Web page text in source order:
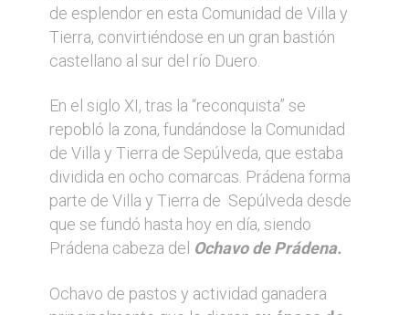
de esplendor en esta Comunidad de Villa y
Tierra, convirtiéndose en un gran bastión
castellano al sur del río Duero.
En el siglo XI, tras la “reconquista” se
repobló la zona, fundándose la Comunidad
de Villa y Tierra de Sepúlveda, que estaba
dividida en ocho comarcas. Prádena forma
parte de Villa y Tierra de Sepúlveda desde
que se fundó hasta hoy en día, siendo
Prádena cabeza del Ochavo de Prádena.
Ochavo de pastos y actividad ganadera